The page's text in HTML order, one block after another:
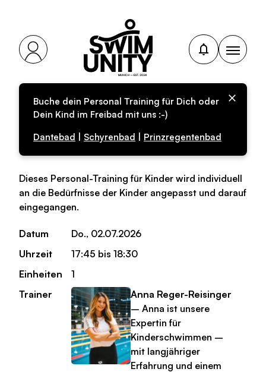
Buche dein Personal Training für Dich oder
Dein Kind im Freibad mit uns :-)
Dantebad
Schyrenbad Prinzregentenbad
Personal-Training für
Kinder (Anfänger)
Dieses Personal-Training für Kinder wird individuell
an die Bedürfnisse der Kinder angepasst und darauf
eingegangen.
Datum
Do., 02.07.2026
Uhrzeit
17:45 bis 18:30
Einheiten
1
Trainer
Anna Reger-Reisinger
– Anna ist unsere
Expertin für
Kinderschwimmen –
mit langjähriger
Erfahrung und einem